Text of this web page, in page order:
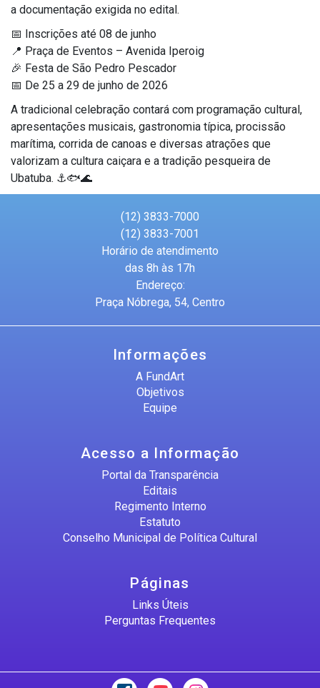
a documentação exigida no edital.
📅 Inscrições até 08 de junho
📍 Praça de Eventos – Avenida Iperoig
🎉 Festa de São Pedro Pescador
📅 De 25 a 29 de junho de 2026
A tradicional celebração contará com programação cultural,
apresentações musicais, gastronomia típica, procissão
marítima, corrida de canoas e diversas atrações que
valorizam a cultura caiçara e a tradição pesqueira de
Ubatuba. ⚓🐟🌊
(12) 3833-7000
(12) 3833-7001
Horário de atendimento
das 8h às 17h
Endereço:
Praça Nóbrega, 54, Centro
Informações
A FundArt
Objetivos
Equipe
Acesso a Informação
Portal da Transparência
Editais
Regimento Interno
Estatuto
Conselho Municipal de Política Cultural
Páginas
Links Úteis
Perguntas Frequentes